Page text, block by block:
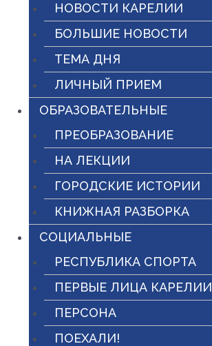
НОВОСТИ КАРЕЛИИ
БОЛЬШИЕ НОВОСТИ
ТЕМА ДНЯ
ЛИЧНЫЙ ПРИЕМ
ОБРАЗОВАТЕЛЬНЫЕ
ПРЕОБРАЗОВАНИЕ
НА ЛЕКЦИИ
ГОРОДСКИЕ ИСТОРИИ
КНИЖНАЯ РАЗБОРКА
СОЦИАЛЬНЫЕ
РЕСПУБЛИКА СПОРТА
ПЕРВЫЕ ЛИЦА КАРЕЛИИ
ПЕРСОНА
ПОЕХАЛИ!